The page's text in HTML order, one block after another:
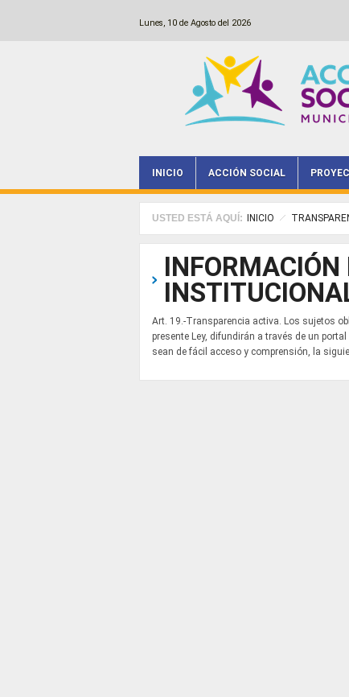
Lunes, 10 de Agosto del 2026
Main menu
INICIO ACCIÓN SOCIAL
USTED ESTÁ AQUÍ: INICIO
INFORMACIÓN
Art. 19.-Transparencia activa. Los sujetos
presente Ley, difundirán a través de un
sean de fácil acceso y comprensión, la